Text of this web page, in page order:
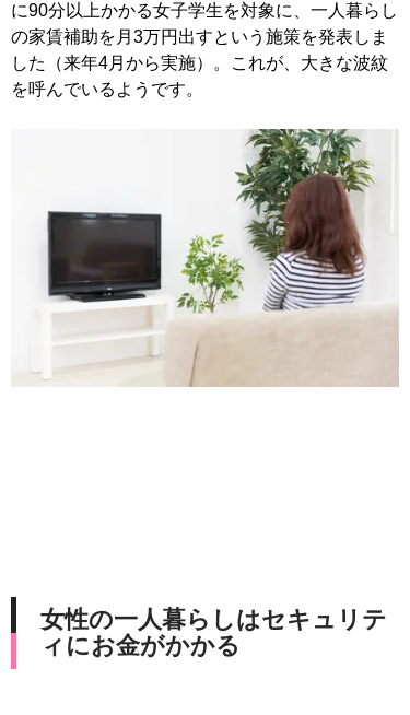
に90分以上かかる女子学生を対象に、一人暮らし
の家賃補助を月3万円出すという施策を発表しま
した（来年4月から実施）。これが、大きな波紋
を呼んでいるようです。
女性の一人暮らしはセキュリテ
ィにお金がかかる